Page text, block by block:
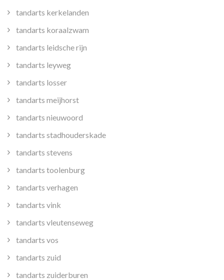
tandarts kerkelanden
tandarts koraalzwam
tandarts leidsche rijn
tandarts leyweg
tandarts losser
tandarts meijhorst
tandarts nieuwoord
tandarts stadhouderskade
tandarts stevens
tandarts toolenburg
tandarts verhagen
tandarts vink
tandarts vleutenseweg
tandarts vos
tandarts zuid
tandarts zuiderburen